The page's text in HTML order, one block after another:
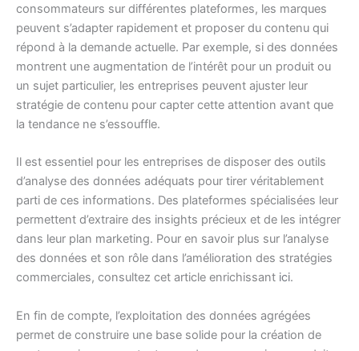
consommateurs sur différentes plateformes, les marques
peuvent s’adapter rapidement et proposer du contenu qui
répond à la demande actuelle. Par exemple, si des données
montrent une augmentation de l’intérêt pour un produit ou
un sujet particulier, les entreprises peuvent ajuster leur
stratégie de contenu pour capter cette attention avant que
la tendance ne s’essouffle.
Il est essentiel pour les entreprises de disposer des outils
d’analyse des données adéquats pour tirer véritablement
parti de ces informations. Des plateformes spécialisées leur
permettent d’extraire des insights précieux et de les intégrer
dans leur plan marketing. Pour en savoir plus sur l’analyse
des données et son rôle dans l’amélioration des stratégies
commerciales, consultez cet article enrichissant ici.
En fin de compte, l’exploitation des données agrégées
permet de construire une base solide pour la création de